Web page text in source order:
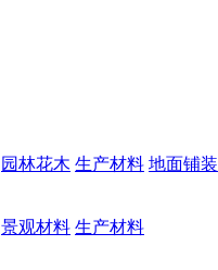
园林花木 生产材料 地面铺装
景观材料 生产材料